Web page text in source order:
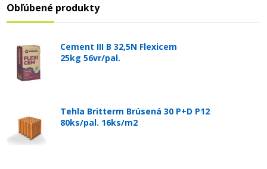
Obľúbené produkty
Cement III B 32,5N Flexicem
25kg 56vr/pal.
Tehla Britterm Brúsená 30 P+D P12
80ks/pal. 16ks/m2